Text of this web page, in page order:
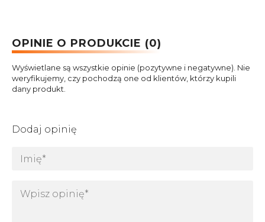
OPINIE O PRODUKCIE (0)
Wyświetlane są wszystkie opinie (pozytywne i negatywne). Nie
weryfikujemy, czy pochodzą one od klientów, którzy kupili
dany produkt.
Dodaj opinię